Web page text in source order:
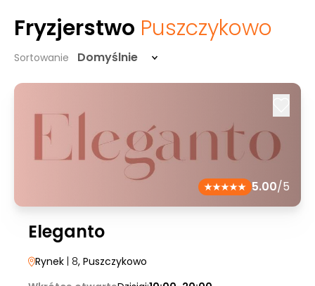
Fryzjerstwo Puszczykowo
Sortowanie Domyślnie
5.00/5
Eleganto
Rynek | 8, Puszczykowo